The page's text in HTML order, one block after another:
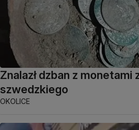
Znalazł dzban z
szwedzkiego
OKOLICE